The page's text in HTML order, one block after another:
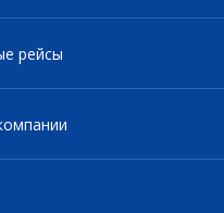
рейсы